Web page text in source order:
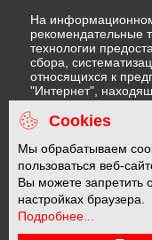
На
рекомендательные
технологии
сбора,
относящихся к
"Интернет",
Федерации)
Правила
Политика в
Политика
16 +
Cookies
Мы обрабатываем
пользоваться веб-
Вы можете запретить
настройках браузера.
Подробнее...